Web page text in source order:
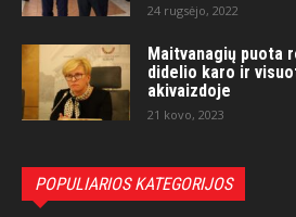
24 rugsėjo, 2022
Maitvanagių puota
didelio karo ir
akivaizdoje
21 kovo, 2023
POPULIARIOS KATEGORIJOS